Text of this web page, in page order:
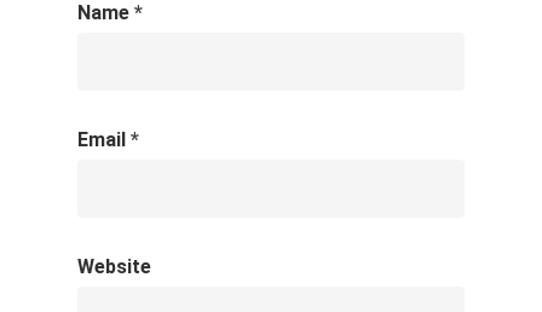
Name *
Email *
Website